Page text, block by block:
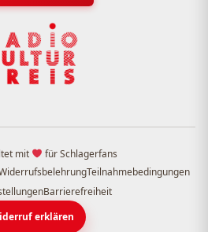
mit
für Schlagerfans
Teilnahmebedingungen
Barrierefreiheit
erklären